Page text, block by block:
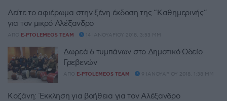
Δείτε το αφιέρωμα στην ξένη έκδοση της “Kαθημερινής”
για τον μικρό Αλέξανδρο
ΑΠΌ E-PTOLEMEOS TEAM 14 ΙΑΝΟΥΑΡΊΟΥ 2018, 3:53 ΜΜ
Δωρεά 6 τυμπάνων στο Δημοτικό Ωδείο
Γρεβενών
ΑΠΌ E-PTOLEMEOS TEAM 9 ΙΑΝΟΥΑΡΊΟΥ 2018, 1:38 ΜΜ
Κοζάνη: Έκκληση για βοήθεια για τον Αλέξανδρο